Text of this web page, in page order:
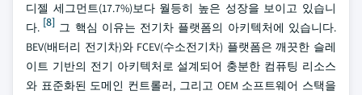
디젤 세그먼트(17.7%)보다 월등히 높은 성장을 보이고 있습니
다. [8] 그 핵심 이유는 전기차 플랫폼의 아키텍처에 있습니다.
BEV(배터리 전기차)와 FCEV(수소전기차) 플랫폼은 깨끗한 슬레
이트 기반의 전기 아키텍처로 설계되어 충분한 컴퓨팅 리소스
와 표준화된 도메인 컨트롤러, 그리고 OEM 소프트웨어 스택을